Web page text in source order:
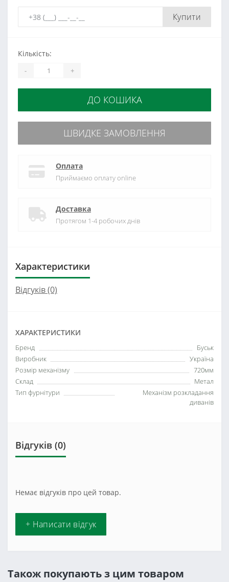
Купити
Кількість:
- +
ДО КОШИКА
ШВИДКЕ ЗАМОВЛЕННЯ
Оплата
Приймаємо оплату online
Доставка
Протягом 1-4 робочих днів
Характеристики
Відгуків (0)
ХАРАКТЕРИСТИКИ
Бренд
Буськ
Виробник
Україна
Розмір механізму
720мм
Склад
Метал
Тип фурнітури
Механізм розкладання
диванів
Відгуків (0)
Немає відгуків про цей товар.
+ Написати відгук
Також покупають з цим товаром